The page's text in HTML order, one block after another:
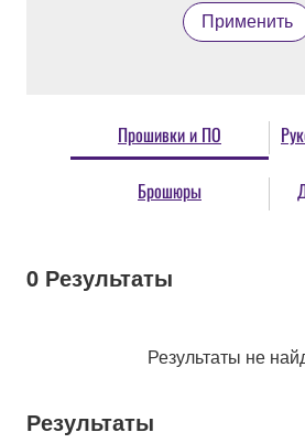
Применить
Прошивки и ПО
Брошюры
0 Результаты
Результаты не
Результаты